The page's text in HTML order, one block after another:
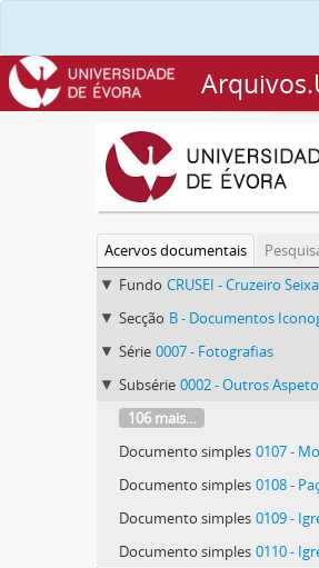
Acervos documentais
Fundo CRUSEI - Cruzeiro
Secção B - Documentos
Série 0007 - Fotografias
Subsérie 0002 - Outros
106 mais...
Documento simples 0107 -
Documento simples 0108 - Paços
Documento simples 0109 - Igreja de
Documento simples 0110 - Igreja de